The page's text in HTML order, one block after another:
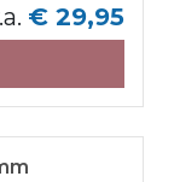
€ 29,95